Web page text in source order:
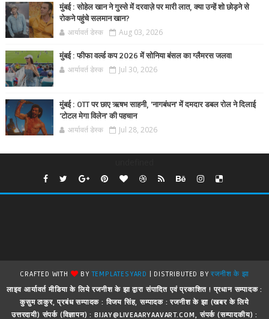
मुंबई : सोहेल खान ने गुस्से में दरवाज़े पर मारी लात, क्या उन्हें शो छोड़ने से
रोकने पहुंचे सलमान खान?
आर्यावर्त डेस्क Aug 03, 2026
मुंबई : फीफा वर्ल्ड कप 2026 में सोनिया बंसल का ग्लैमरस जलवा
आर्यावर्त डेस्क Jul 30, 2026
मुंबई : OTT पर छाए ऋषभ साहनी, 'नागबंधन' में दमदार डबल रोल ने दिलाई
'टोटल मेगा विलेन' की पहचान
आर्यावर्त डेस्क Jul 28, 2026
CRAFTED WITH BYTEMPLATESYARD | DISTRIBUTED BYरजनीश के झा
लाइव आर्यावर्त मीडिया के लिये रजनीश के झा द्वारा संपादित एवं प्रकाशित ! प्रधान सम्पादक :
कुसुम ठाकुर, प्रबंध सम्पादक : विजय सिंह, सम्पादक : रजनीश के झा (खबर के लिये
उत्तरदायी) संपर्क (विज्ञापन) : BIJAY@LIVEAARYAAVART.COM, संपर्क (सम्पादकीय) :